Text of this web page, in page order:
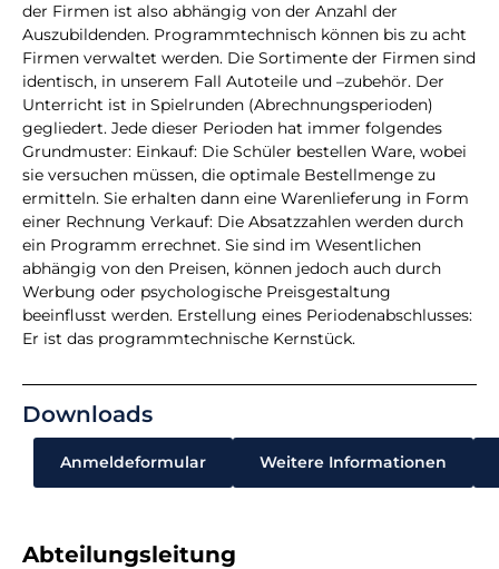
der Firmen ist also abhängig von der Anzahl der
Auszubildenden. Programmtechnisch können bis zu acht
Firmen verwaltet werden. Die Sortimente der Firmen sind
identisch, in unserem Fall Autoteile und –zubehör. Der
Unterricht ist in Spielrunden (Abrechnungsperioden)
gegliedert. Jede dieser Perioden hat immer folgendes
Grundmuster: Einkauf: Die Schüler bestellen Ware, wobei
sie versuchen müssen, die optimale Bestellmenge zu
ermitteln. Sie erhalten dann eine Warenlieferung in Form
einer Rechnung Verkauf: Die Absatzzahlen werden durch
ein Programm errechnet. Sie sind im Wesentlichen
abhängig von den Preisen, können jedoch auch durch
Werbung oder psychologische Preisgestaltung
beeinflusst werden. Erstellung eines Periodenabschlusses:
Er ist das programmtechnische Kernstück.
Downloads
Anmeldeformular Weitere Informationen
Abteilungsleitung